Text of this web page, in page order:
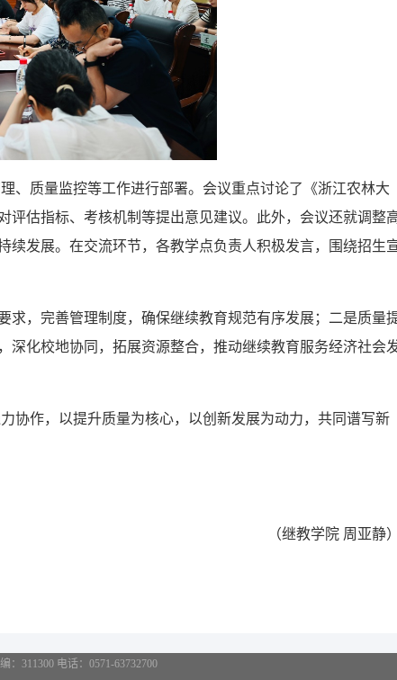
、质量监控等工作进行部署。会议重点讨论了《浙江农林大
评估指标、考核机制等提出意见建议。此外，会议还就调整
发展。在交流环节，各教学点负责人积极发言，围绕招生
求，完善管理制度，确保继续教育规范有序发展；二是质量
化校地协同，拓展资源整合，推动继续教育服务经济社会
协作，以提升质量为核心，以创新发展为动力，共同谱写新
（继教学院 周亚静
311300 电话：0571-63732700